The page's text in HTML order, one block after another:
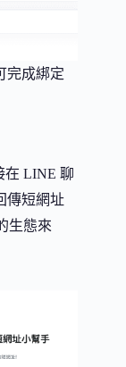
完成綁定
在 LINE 聊
傳短網址
生態來